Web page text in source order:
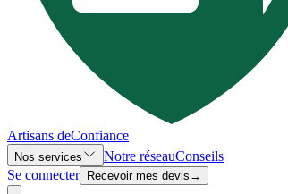
Artisans deConfiance
Nos services Notre réseauConseils
Se connecter
Recevoir mes devis →